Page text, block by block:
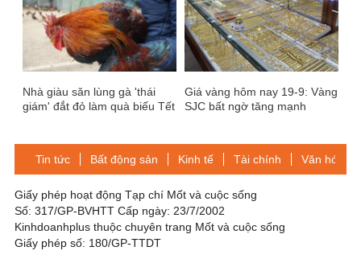
Nhà giàu săn lùng gà 'thái
giám' đắt đỏ làm quà biếu Tết
Giá vàng hôm nay 19-9: Vàng
SJC bất ngờ tăng mạnh
Tin tức Bất động sản Kinh tế Tài chính Văn hóa-
Giấy phép hoạt động Tạp chí Mốt và cuộc sống
Số: 317/GP-BVHTT Cấp ngày: 23/7/2002
Kinhdoanhplus thuộc chuyên trang Mốt và cuộc sống
Giấy phép số: 180/GP-TTDT